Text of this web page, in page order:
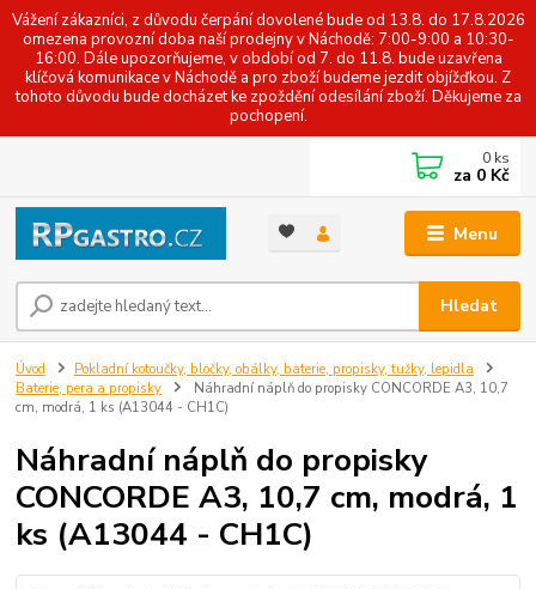
Vážení zákazníci, z důvodu čerpání dovolené bude od 13.8. do 17.8.2026
omezena provozní doba naší prodejny v Náchodě: 7:00-9:00 a 10:30-
16:00. Dále upozorňujeme, v období od 7. do 11.8. bude uzavřena
klíčová komunikace v Náchodě a pro zboží budeme jezdit objížďkou. Z
tohoto důvodu bude docházet ke zpoždění odesílání zboží. Děkujeme za
pochopení.
Menu
Hledat
0 ks
za 0 Kč
Úvod
Pokladní kotoučky, bločky, obálky, baterie, propisky, tužky, lepidla
Baterie, pera a propisky
Náhradní náplň do propisky CONCORDE A3, 10,7
cm, modrá, 1 ks (A13044 - CH1C)
Náhradní náplň do propisky
CONCORDE A3, 10,7 cm, modrá, 1
ks (A13044 - CH1C)